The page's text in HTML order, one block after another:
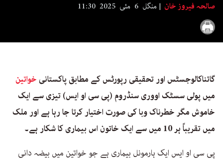
صالحہ فیروز خان
منگل 6 مئی 2025 11:30
گائناکالوجسٹس اور تحقیقی رپورٹس کے مطابق پاکستانیخواتین
میں پولی سسٹک اووری سنڈروم (پی سی او ایس) تیزی سے ایک
خاموش مگر خطرناک وبا کی صورت اختیار کرتا جا رہا ہے اور ملک
میں تقریباً ہر 10 میں سے ایک خاتون اس بیماری کا شکار ہے۔
پی سی او ایس ایک ہارمونل بیماری ہے جو خواتین میں بیضہ دانی